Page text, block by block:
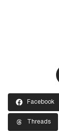
Facebook
Threads